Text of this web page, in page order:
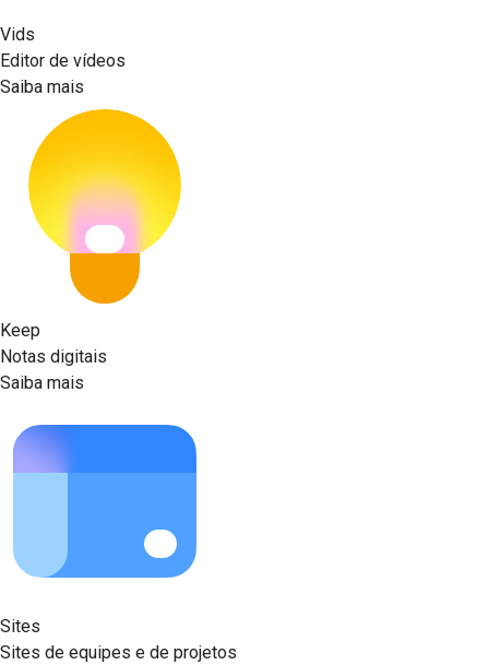
Vids
Editor de vídeos
Saiba mais
Keep
Notas digitais
Saiba mais
Sites
Sites de equipes e de projetos